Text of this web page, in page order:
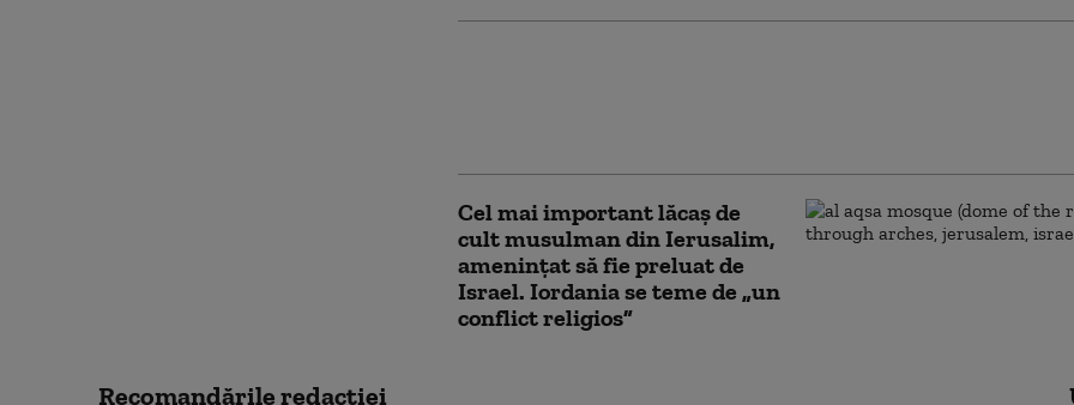
Cel mai important lăcaş de
cult musulman din Ierusalim,
amenințat să fie preluat de
Israel. Iordania se teme de „un
conflict religios”
Recomandările redacţiei